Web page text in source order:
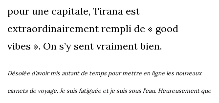
pour une capitale, Tirana est
extraordinairement rempli de « good
vibes ». On s’y sent vraiment bien.
Désolée d’avoir mis autant de temps pour mettre en ligne les nouveaux
carnets de voyage. Je suis fatiguée et je suis sous l’eau. Heureusement que